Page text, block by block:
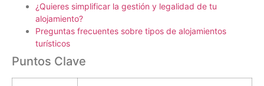
¿Quieres simplificar la gestión y legalidad de tu
alojamiento?
Preguntas frecuentes sobre tipos de alojamientos
turísticos
Puntos Clave